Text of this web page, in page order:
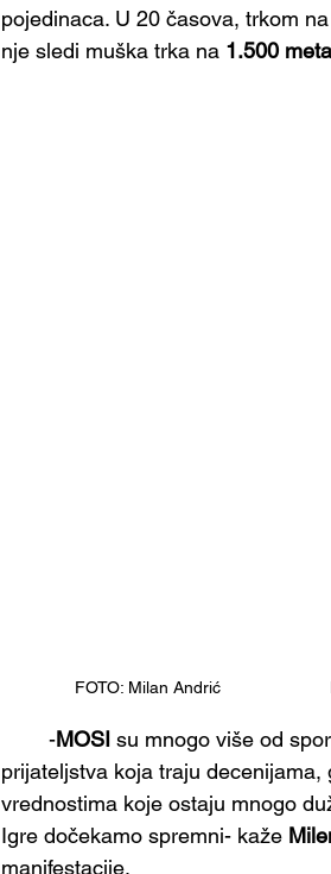
pojedinaca. U 20 časova, trkom na
nje sledi muška trka na 1.500
FOTO: Milan Andrić
	-
MOSI su mnogo više od
prijateljstva koja traju
vrednostima koje ostaju mnogo
Igre dočekamo spremni- kaže
manifestacije.